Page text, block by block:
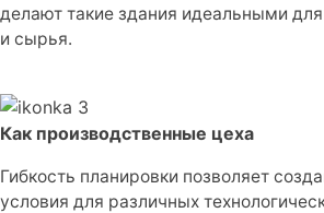
делают такие здания идеальными
и сырья.
Как производственные цеха
Гибкость планировки позволяет
условия для различных